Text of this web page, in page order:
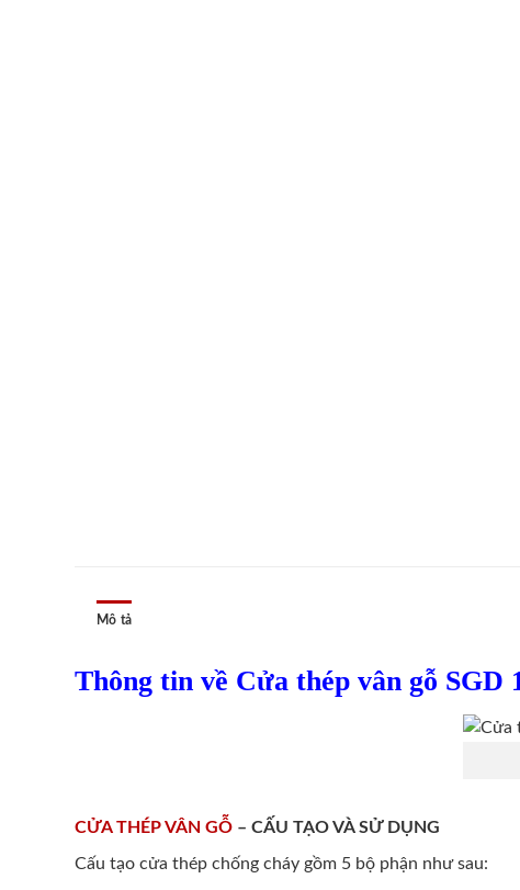
Mô tả
Thông tin về Cửa thép vân gỗ SGD
CỬA THÉP VÂN GỖ – CẤU TẠO VÀ SỬ DỤNG
Cấu tạo cửa thép chống cháy gồm 5 bộ phận như sau: